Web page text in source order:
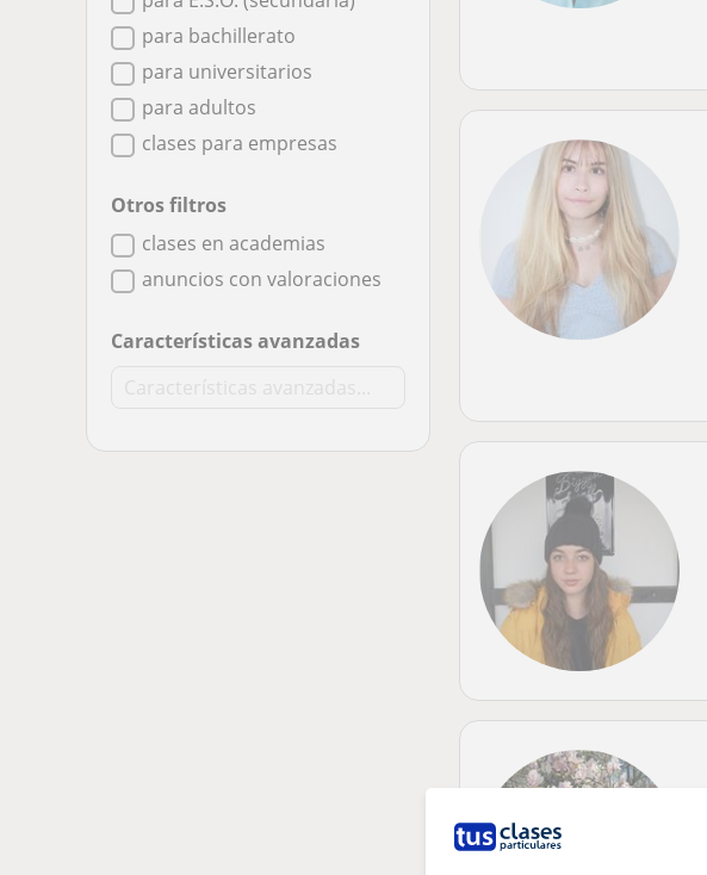
para bachillerato
para universitarios
para adultos
clases para empresas
Otros filtros
clases en academias
anuncios con valoraciones
Características avanzadas